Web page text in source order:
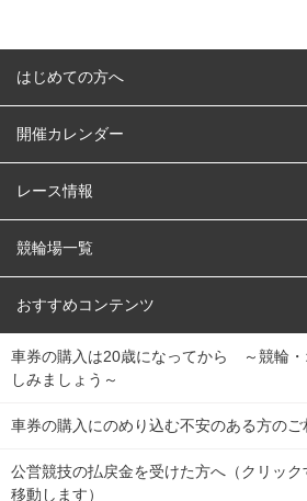
はじめての方へ
はじめての方へ
開催カレンダー
競輪
オートレース
競輪くじ
Dokanto!
チャリロトプラザ
レース情報
レース予想
レース結果
キャリーオーバー一覧
競輪場一覧
北日本 函館競輪場
関
東
弥彦競輪場 前橋競輪場 取手競
関
おすすめコンテンツ
競輪選手情報
Perfecta Navi
netkeirin
車券の購入は20歳になってから ～競輪・
しみましょう～
車券の購入にのめり込む不安のある方のご
公営競技の払戻金を受けた方へ（クリッ
移動します）